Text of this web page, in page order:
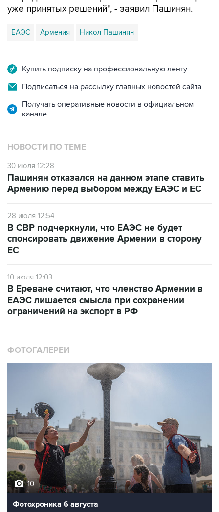
уже принятых решений", - заявил Пашинян.
ЕАЭС Армения Никол Пашинян
Купить подписку на профессиональную ленту
Подписаться на рассылку главных новостей сайта
Получать оперативные новости в официальном
канале
НОВОСТИ ПО ТЕМЕ
30 июля 12:28
Пашинян отказался на данном этапе ставить
Армению перед выбором между ЕАЭС и ЕС
28 июля 12:54
В СВР подчеркнули, что ЕАЭС не будет
спонсировать движение Армении в сторону
ЕС
10 июля 12:03
В Ереване считают, что членство Армении в
ЕАЭС лишается смысла при сохранении
ограничений на экспорт в РФ
ФОТОГАЛЕРЕИ
10
Фотохроника 6 августа